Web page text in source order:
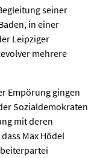
seiner
in einer
Leipziger
mehrere
Empörung gingen
Sozialdemokraten
mit deren
Max Hödel